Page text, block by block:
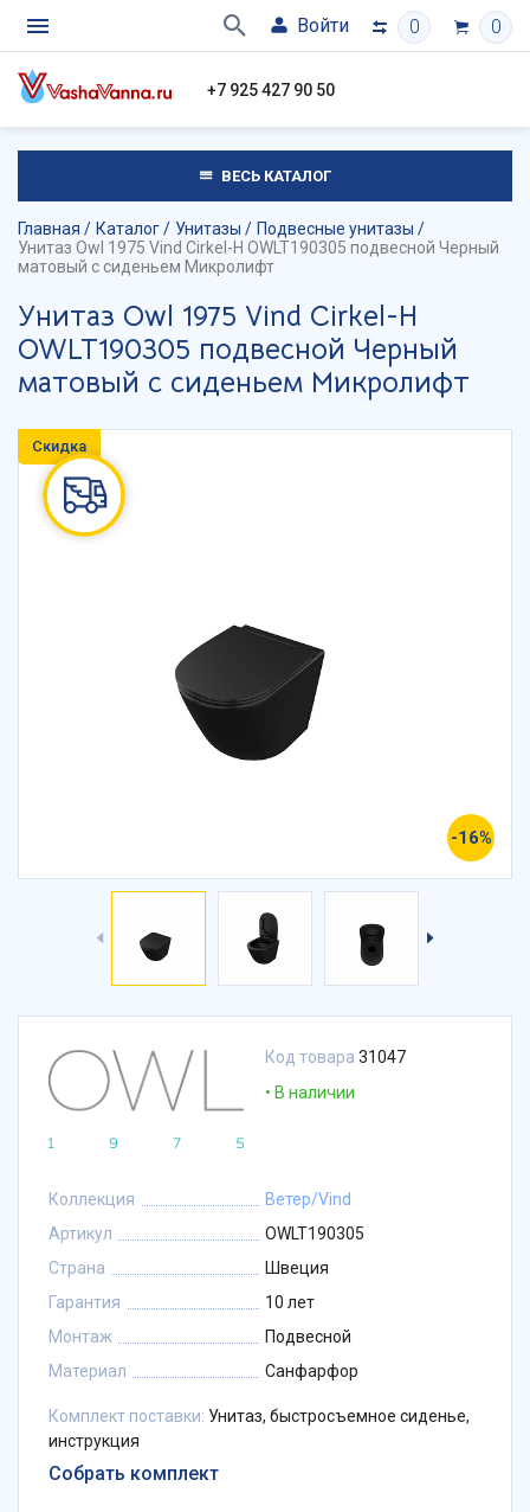
Войти 0 0
+7 925 427 90 50
ВЕСЬ КАТАЛОГ
Главная Каталог Унитазы
Подвесные унитазы
Унитаз Owl 1975 Vind Cirkel-H OWLT190305 подвесной Черный
матовый с сиденьем Микролифт
Унитаз Owl 1975 Vind Cirkel-H
OWLT190305 подвесной Черный
матовый с сиденьем Микролифт
Скидка
-16%
Код товара 31047
В наличии
Коллекция
Ветер/Vind
Артикул
OWLT190305
Страна
Швеция
Гарантия
10 лет
Монтаж
Подвесной
Материал
Санфарфор
Комплект поставки: Унитаз, быстросъемное сиденье,
инструкция
Собрать комплект